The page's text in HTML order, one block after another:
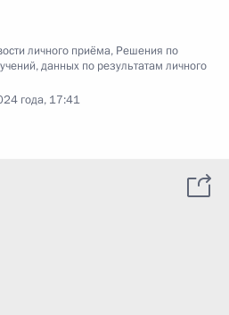
личного приёма, Решения по
данных по результатам личного
года, 17:41